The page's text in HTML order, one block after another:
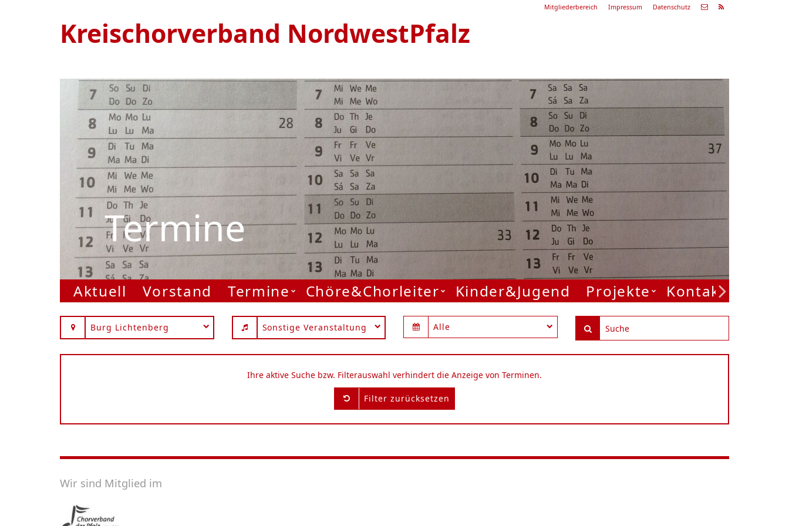
Mitgliederbereich Impressum Datenschutz
Kreischorverband NordwestPfalz
Termine
Veranstaltung
29.08.26
Sommerkonzert
19:00 Uhr
Zum Konzert
Aktuell Vorstand Termine Chöre&Chorleiter Kinder&Jugend Projekte Kontakt
Burg Lichtenberg Sonstige Veranstaltung Alle
Ihre aktive Suche bzw. Filterauswahl verhindert die Anzeige von Terminen.
Filter zurücksetzen
Wir sind Mitglied im